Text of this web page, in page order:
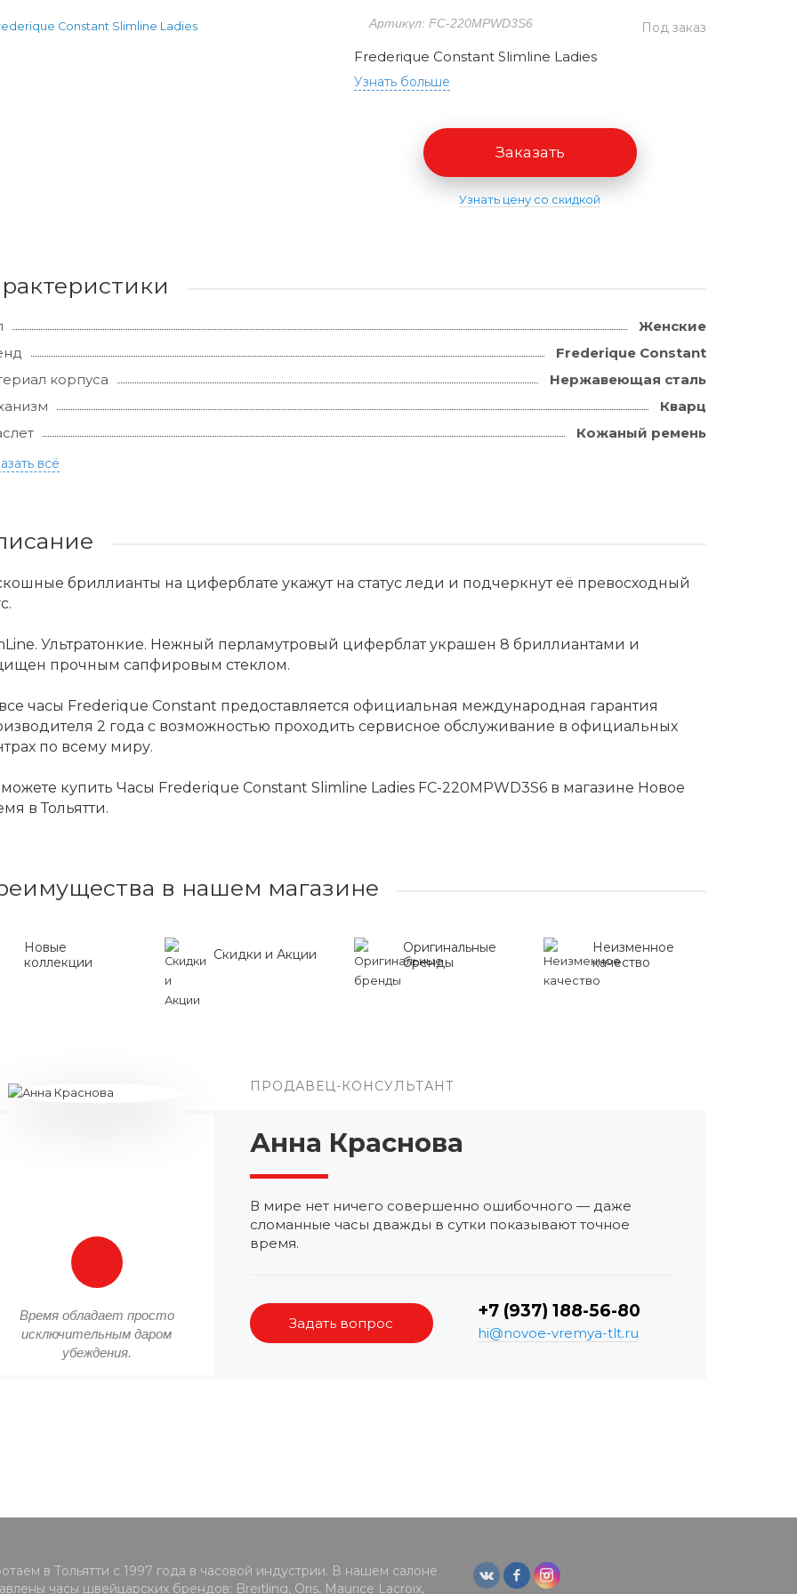
Артикул: FC-220MPWD3S6 Под заказ
Frederique Constant Slimline Ladies
Узнать больше
Заказать
Узнать цену со скидкой
Женские
Frederique Constant
корпуса
Hержавеющая сталь
Кварц
Кожаный ремень
всё
бриллианты на циферблате укажут на статус леди и подчеркнут её превосходный
Ультратонкие. Нежный перламутровый циферблат украшен 8 бриллиантами и
прочным сапфировым стеклом.
часы Frederique Constant предоставляется официальная международная гарантия
2 года с возможностью проходить сервисное обслуживание в официальных
по всему миру.
купить Часы Frederique Constant Slimline Ladies FC-220MPWD3S6 в магазине Новое
в Тольятти.
в нашем магазине
Новые
коллекции
Скидки и Акции
Оригинальные
бренды
Неизменное
качество
ПРОДАВЕЦ-КОНСУЛЬТАНТ
Время обладает просто
исключительным даром
убеждения.
Анна Краснова
В мире нет ничего совершенно ошибочного — даже
сломанные часы дважды в сутки показывают точное
время.
Задать вопрос
+7 (937) 188-56-80
hi@novoe-vremya-tlt.ru
в Тольятти с 1997 года в часовой индустрии. В нашем салоне
часы швейцарских брендов: Breitling, Oris, Maurice Lacroix,